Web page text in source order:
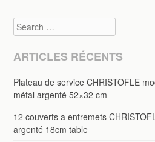
Search
ARTICLES RÉCENTS
Plateau de service CHRISTOFLE
métal argenté 52×32 cm
12 couverts a entremets
argenté 18cm table